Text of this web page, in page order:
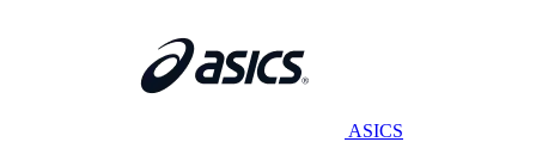
ASICS